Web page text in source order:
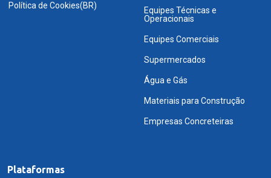
Política de Cookies(BR)
Equipes Técnicas e
Operacionais
Equipes Comerciais
Supermercados
Água e Gás
Materiais para Construção
Empresas Concreteiras
Plataformas